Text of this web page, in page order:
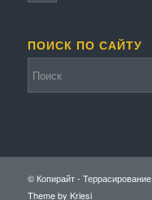
ПОИСК ПО САЙТУ
© Копирайт - Террасирование.
Theme by Kriesi